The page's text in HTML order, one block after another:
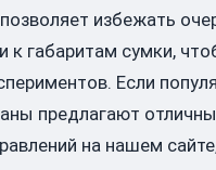
избежать
к габаритам сумки,
Если
предлагают
на нашем